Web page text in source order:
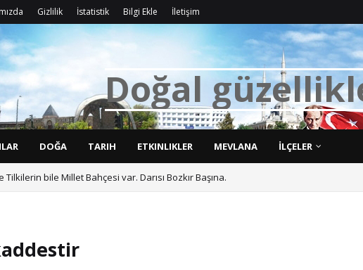
Gizlilik İstatistik Bilgi Ekle İletişim
Doğal güzellikl
DOĞA TARIH ETKINLIKLER MEVLANA İLÇELER
Tilkilerin bile Millet Bahçesi var. Darısı Bozkır Başına.